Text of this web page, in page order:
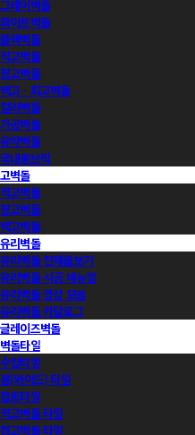
그레이벽돌
화이트벽돌
블랙벽돌
적고벽돌
청고벽돌
백고ㆍ회고벽돌
컬러벽돌
가공벽돌
유약벽돌
국내롱브릭
고벽돌
적고벽돌
청고벽돌
백고벽돌
유리벽돌
유리벽돌 전제품보기
유리벽돌 시공 매뉴얼
유리벽돌 영상 모음
유리벽돌 카달로그
글레이즈벽돌
벽돌타일
수입타일
롱(와이드) 타일
점토타일
적고벽돌 타일
청고벽돌 타일